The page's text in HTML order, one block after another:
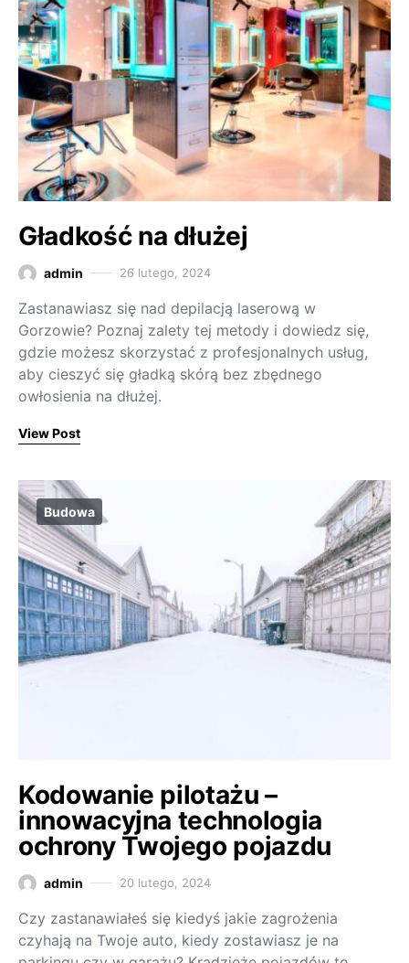
Gładkość na dłużej
admin 26 lutego, 2024
Zastanawiasz się nad depilacją laserową w
Gorzowie? Poznaj zalety tej metody i dowiedz się,
gdzie możesz skorzystać z profesjonalnych usług,
aby cieszyć się gładką skórą bez zbędnego
owłosienia na dłużej.
View Post
Budowa
Kodowanie pilotażu –
innowacyjna technologia
ochrony Twojego pojazdu
admin 20 lutego, 2024
Czy zastanawiałeś się kiedyś jakie zagrożenia
czyhają na Twoje auto, kiedy zostawiasz je na